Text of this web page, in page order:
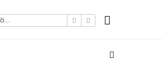
IskanjeNapredno iskanje